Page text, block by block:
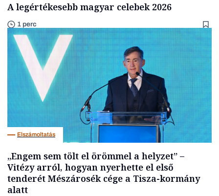
A legértékesebb magyar celebek 2026
1 perc
Elszámoltatás
„Engem sem tölt el örömmel a helyzet” –
Vitézy arról, hogyan nyerhette el első
tenderét Mészárosék cége a Tisza-kormány
alatt